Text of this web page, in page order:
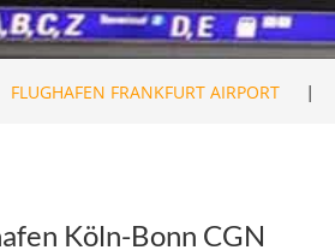
FLUGHAFEN FRANKFURT AIRPORT |
Köln-Bonn CGN